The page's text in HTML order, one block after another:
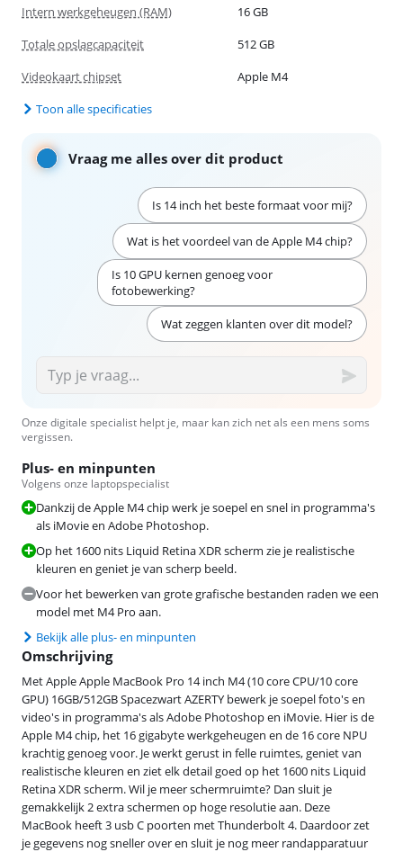
Intern werkgeheugen (RAM)
16 GB
Totale opslagcapaciteit
512 GB
Videokaart chipset
Apple M4
Toon alle specificaties
Vraag me alles over dit product
Is 14 inch het beste formaat voor mij?
Wat is het voordeel van de Apple M4 chip?
Is 10 GPU kernen genoeg voor
fotobewerking?
Wat zeggen klanten over dit model?
Onze digitale specialist helpt je, maar kan zich net als een mens soms
vergissen.
Plus- en minpunten
Volgens onze laptopspecialist
Dankzij de Apple M4 chip werk je soepel en snel in programma's
als iMovie en Adobe Photoshop.
Op het 1600 nits Liquid Retina XDR scherm zie je realistische
kleuren en geniet je van scherp beeld.
Voor het bewerken van grote grafische bestanden raden we een
model met M4 Pro aan.
Bekijk alle plus- en minpunten
Omschrijving
Met Apple Apple MacBook Pro 14 inch M4 (10 core CPU/10 core
GPU) 16GB/512GB Spacezwart AZERTY bewerk je soepel foto's en
video's in programma's als Adobe Photoshop en iMovie. Hier is de
Apple M4 chip, het 16 gigabyte werkgeheugen en de 16 core NPU
krachtig genoeg voor. Je werkt gerust in felle ruimtes, geniet van
realistische kleuren en ziet elk detail goed op het 1600 nits Liquid
Retina XDR scherm. Wil je meer schermruimte? Dan sluit je
gemakkelijk 2 extra schermen op hoge resolutie aan. Deze
MacBook heeft 3 usb C poorten met Thunderbolt 4. Daardoor zet
je gegevens nog sneller over en sluit je nog meer randapparatuur